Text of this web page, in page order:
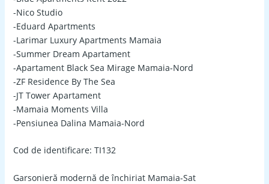
-Nico Studio
-Eduard Apartments
-Larimar Luxury Apartments Mamaia
-Summer Dream Apartament
-Apartament Black Sea Mirage Mamaia-Nord
-ZF Residence By The Sea
-JT Tower Apartament
-Mamaia Moments Villa
-Pensiunea Dalina Mamaia-Nord
Cod de identificare: TI132
Garsonieră modernă de închiriat Mamaia-Sat